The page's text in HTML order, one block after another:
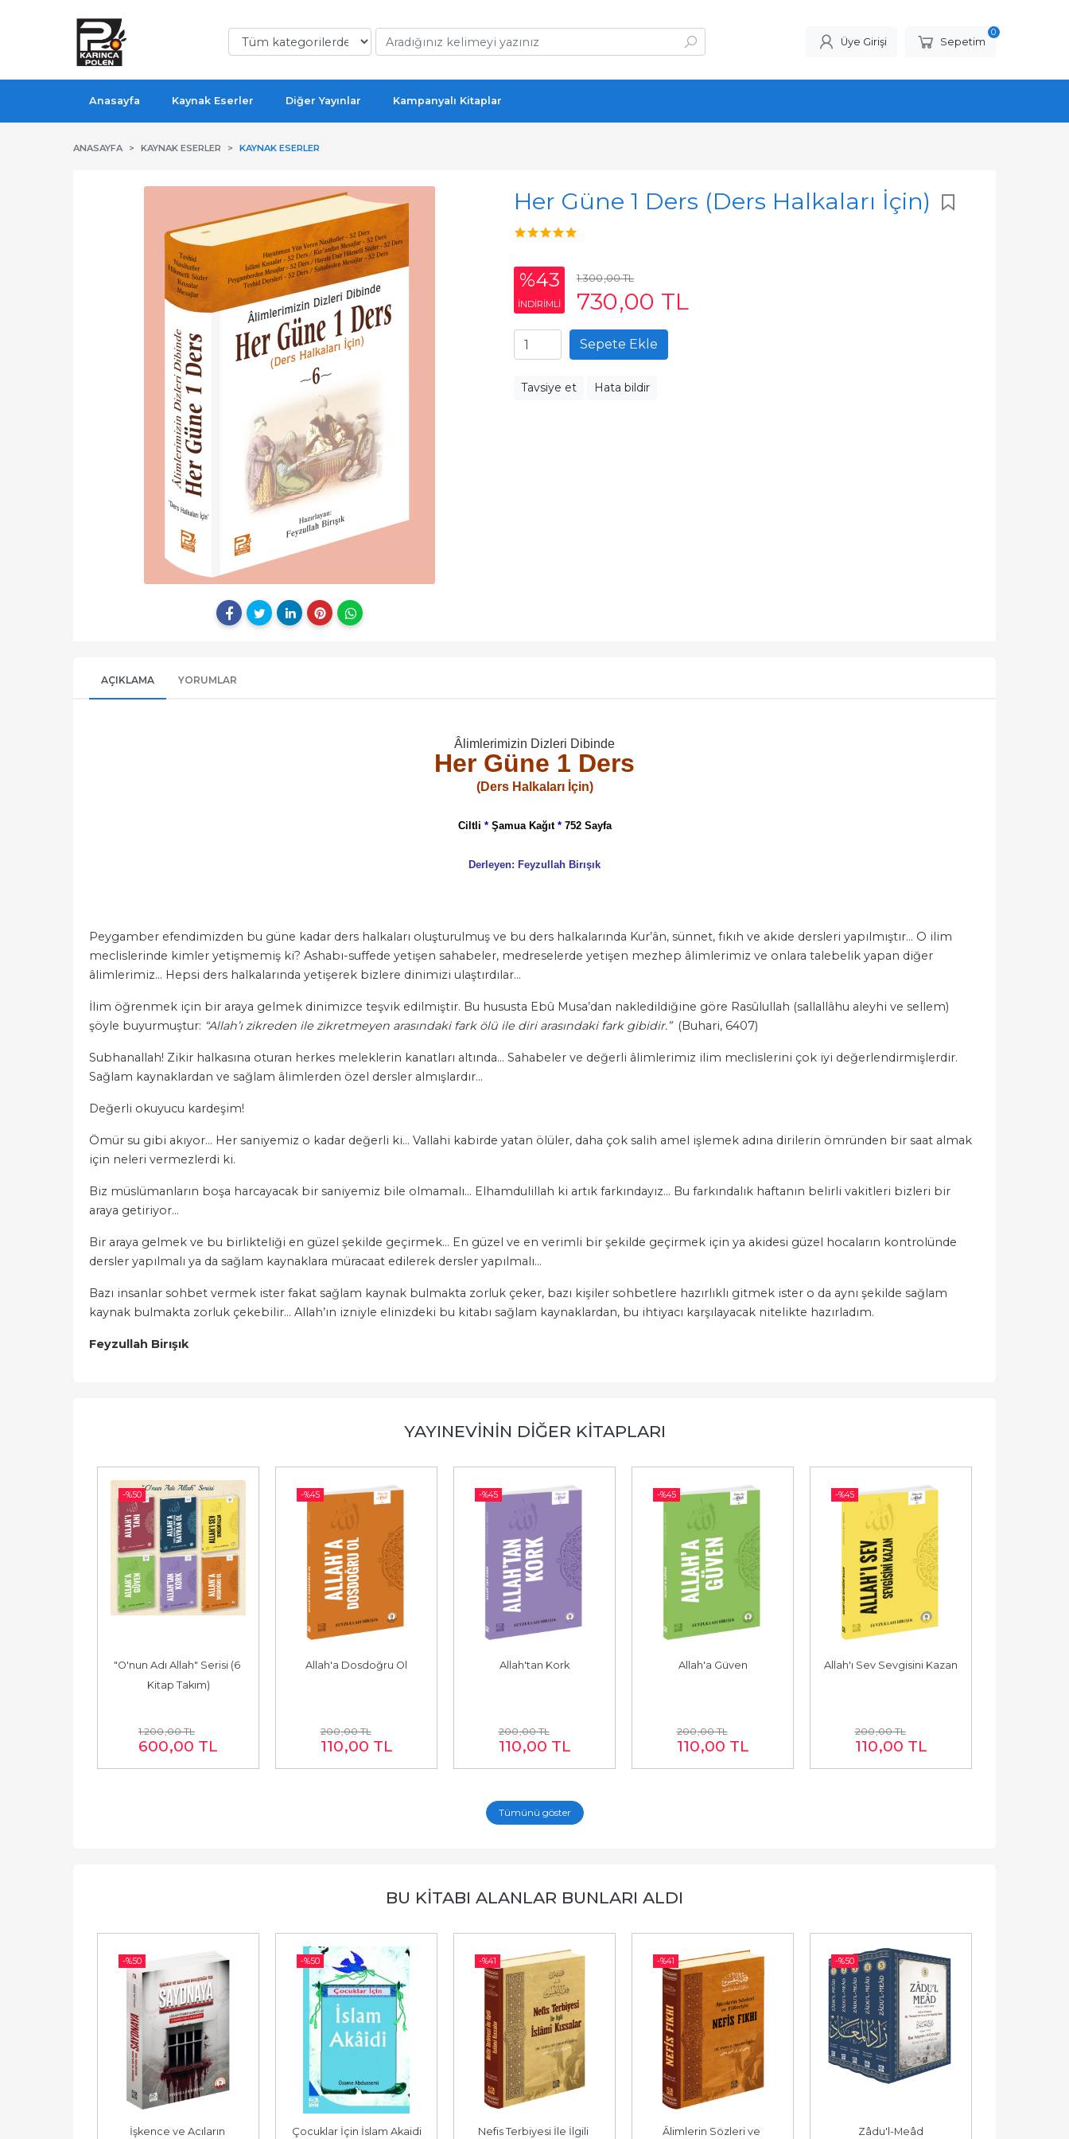
Üye Girişi Sepetim
0
Anasayfa Kaynak Eserler Diğer Yayınlar Kampanyalı Kitaplar
ANASAYFA KAYNAK ESERLER KAYNAK ESERLER
Her Güne 1 Ders (Ders Halkaları İçin)
%43
INDIRIMLI
1.300,00TL
730,00 TL
Sepete Ekle
Tavsiye et Hata bildir
AÇIKLAMA YORUMLAR
Âlimlerimizin Dizleri Dibinde
Her Güne 1 Ders
(Ders Halkaları İçin)
Ciltli * Şamua Kağıt *752 Sayfa
Derleyen: Feyzullah Birışık
Peygamber efendimizden bu güne kadar ders halkaları oluşturulmuş ve bu ders halkalarında Kur’ân, sünnet, fıkıh ve akide dersleri yapılmıştır… O ilim
meclislerinde kimler yetişmemiş ki? Ashabı-suffede yetişen sahabeler, medreselerde yetişen mezhep âlimlerimiz ve onlara talebelik yapan diğer
âlimlerimiz… Hepsi ders halkalarında yetişerek bizlere dinimizi ulaştırdılar…
İlim öğrenmek için bir araya gelmek dinimizce teşvik edilmiştir. Bu hususta Ebû Musa’dan nakledildiğine göre Rasûlullah (sallallâhu aleyhi ve sellem)
şöyle buyurmuştur: “Allah’ızikreden ile zikretmeyen arasındaki fark ölü ile diri arasındaki fark gibidir.” (Buhari, 6407)
Subhanallah! Zikir halkasına oturan herkes meleklerin kanatları altında… Sahabeler ve değerli âlimlerimiz ilim meclislerini çok iyi değerlendirmişlerdir.
Sağlam kaynaklardan ve sağlam âlimlerden özel dersler almışlardır…
Değerli okuyucu kardeşim!
Ömür su gibi akıyor… Her saniyemiz o kadar değerli ki… Vallahi kabirde yatan ölüler, daha çok salih amel işlemek adına dirilerin ömründen bir saat almak
için neleri vermezlerdi ki.
Biz müslümanların boşa harcayacak bir saniyemiz bile olmamalı… Elhamdulillah ki artık farkındayız… Bu farkındalık haftanın belirli vakitleri bizleri bir
araya getiriyor…
Bir araya gelmek ve bu birlikteliği en güzel şekilde geçirmek… En güzel ve en verimli bir şekilde geçirmek için ya akidesi güzel hocaların kontrolünde
dersler yapılmalı ya da sağlam kaynaklara müracaat edilerek dersler yapılmalı…
Bazı insanlar sohbet vermek ister fakat sağlam kaynak bulmakta zorluk çeker, bazı kişiler sohbetlere hazırlıklı gitmek ister o da aynı şekilde sağlam
kaynak bulmakta zorluk çekebilir… Allah’ın izniyle elinizdeki bu kitabı sağlam kaynaklardan, bu ihtiyacı karşılayacak nitelikte hazırladım.
Feyzullah Birışık
YAYINEVININ DIĞER KITAPLARI
-%50
"O'nun Adı Allah" Serisi (6
Kitap Takım)
1.200,00TL
600,00 TL
-%45
Allah'a Dosdoğru Ol
200,00TL
110,00 TL
-%45
Allah'tan Kork
200,00TL
110,00 TL
-%45
Allah'a Güven
200,00TL
110,00 TL
-%45
Allah'ı Sev Sevgisini Kazan
200,00TL
110,00 TL
Tümünü göster
BU KITABI ALANLAR BUNLARI ALDI
-%50
İşkence ve Acıların
-%50
Çocuklar İçin İslam Akaidi
-%41
Nefis Terbiyesi İle İlgili
-%41
Âlimlerin Sözleri ve
-%50
Zâdu'l-Meâd